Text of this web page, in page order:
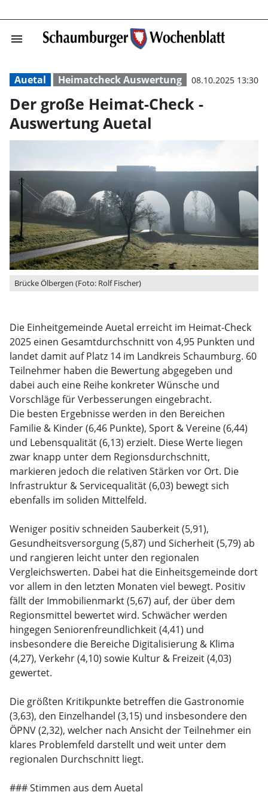
menu Der große
Auetal Heimatcheck Auswertung 08.10.2025 13:30
Der große Heimat-Check -
Auswertung Auetal
Brücke Ölbergen (Foto: Rolf Fischer)
Die Einheitgemeinde Auetal erreicht im Heimat-Check
2025 einen Gesamtdurchschnitt von 4,95 Punkten und
landet damit auf Platz 14 im Landkreis Schaumburg. 60
Teilnehmer haben die Bewertung abgegeben und
dabei auch eine Reihe konkreter Wünsche und
Vorschläge für Verbesserungen eingebracht.
Die besten Ergebnisse werden in den Bereichen
Familie & Kinder (6,46 Punkte), Sport & Vereine (6,44)
und Lebensqualität (6,13) erzielt. Diese Werte liegen
zwar knapp unter dem Regionsdurchschnitt,
markieren jedoch die relativen Stärken vor Ort. Die
Infrastruktur & Servicequalität (6,03) bewegt sich
ebenfalls im soliden Mittelfeld.
Weniger positiv schneiden Sauberkeit (5,91),
Gesundheitsversorgung (5,87) und Sicherheit (5,79) ab
und rangieren leicht unter den regionalen
Vergleichswerten. Dabei hat die Einheitsgemeinde dort
vor allem in den letzten Monaten viel bewegt. Positiv
fällt der Immobilienmarkt (5,67) auf, der über dem
Regionsmittel bewertet wird. Schwächer werden
hingegen Seniorenfreundlichkeit (4,41) und
insbesondere die Bereiche Digitalisierung & Klima
(4,27), Verkehr (4,10) sowie Kultur & Freizeit (4,03)
gewertet.
Die größten Kritikpunkte betreffen die Gastronomie
(3,63), den Einzelhandel (3,15) und insbesondere den
ÖPNV (2,32), welcher nach Ansicht der Teilnehmer ein
klares Problemfeld darstellt und weit unter dem
regionalen Durchschnitt liegt.
### Stimmen aus dem Auetal